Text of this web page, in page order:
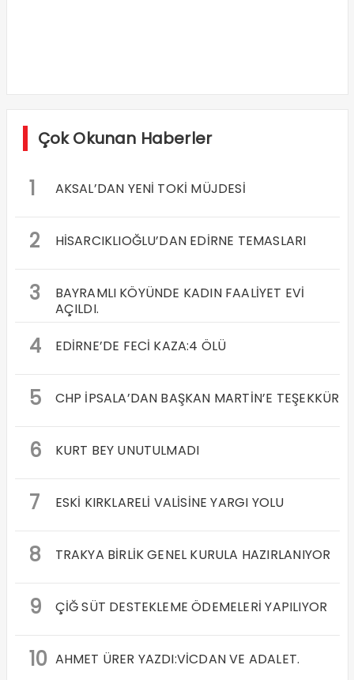
Çok Okunan Haberler
1 AKSAL’DAN YENİ TOKİ MÜJDESİ
2 HİSARCIKLIOĞLU’DAN EDİRNE TEMASLARI
3
BAYRAMLI KÖYÜNDE KADIN FAALİYET EVİ
AÇILDI.
4 EDİRNE’DE FECİ KAZA:4 ÖLÜ
5 CHP İPSALA’DAN BAŞKAN MARTİN’E TEŞEKKÜR
6 KURT BEY UNUTULMADI
7 ESKİ KIRKLARELİ VALİSİNE YARGI YOLU
8 TRAKYA BİRLİK GENEL KURULA HAZIRLANIYOR
9 ÇİĞ SÜT DESTEKLEME ÖDEMELERİ YAPILIYOR
10 AHMET ÜRER YAZDI:VİCDAN VE ADALET.